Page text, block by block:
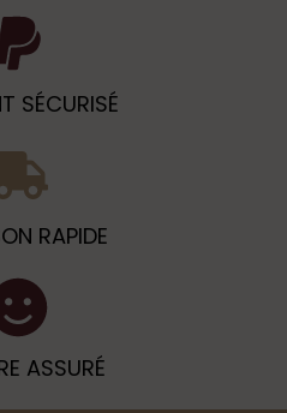
SÉCURISÉ
RAPIDE
ASSURÉ